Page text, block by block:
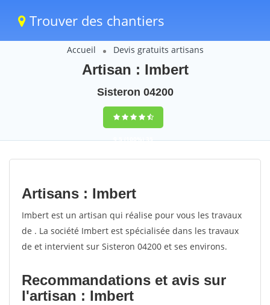
Trouver des chantiers
Accueil Devis gratuits artisans
Artisan : Imbert
Sisteron 04200
9,5(100%)35
votes
Artisans : Imbert
Imbert est un artisan qui réalise pour vous les travaux
de . La société Imbert est spécialisée dans les travaux
de et intervient sur Sisteron 04200 et ses environs.
Recommandations et avis sur
l'artisan : Imbert